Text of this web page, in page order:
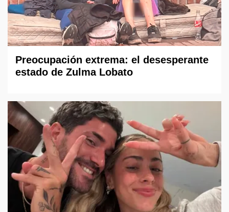
Preocupación extrema: el desesperante
estado de Zulma Lobato